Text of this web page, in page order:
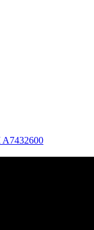
A7432600